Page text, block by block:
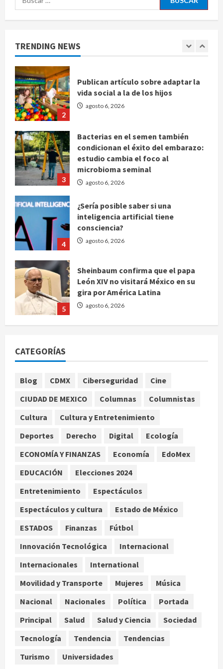
TRENDING NEWS
2
Publican artículo sobre adaptar la
vida social a la de los hijos
3
Bacterias en el semen también
microbioma seminal
agosto 6, 2026
¿Sería posible saber si una
inteligencia artificial tiene
agosto 6, 2026
Sheinbaum confirma que el papa
agosto 6, 2026
Bad Bunny enfrenta dos demandas
de voces femeninas
vida social a la de los hijos
agosto 6, 2026
3
condicionan el éxito del embarazo:
estudio cambia el foco al
microbioma seminal
agosto 6, 2026
¿Sería posible saber si una
inteligencia artificial tiene
agosto 6, 2026
5
Sheinbaum confirma que el papa
gira por América Latina
CATEGORÍAS
Blog CDMX Ciberseguridad
Cine
CIUDAD DE MEXICO
Columnas
Columnistas
Cultura
Cultura y Entretenimiento
Deportes
Derecho Digital
Ecología
ECONOMÍA Y FINANZAS
Economía
EdoMex
EDUCACIÓN
Elecciones 2024
Entretenimiento
Espectáculos
Espectáculos y cultura
Estado de México
ESTADOS
Finanzas
Fútbol
Innovación Tecnológica
Internacional
Internacionales
International
Movilidad y Transporte
Mujeres
Música
Nacional
Nacionales Política
Portada
Principal
Salud Salud y Ciencia
Sociedad
Tecnología
Tendencia
Tendencias
Turismo
Universidades